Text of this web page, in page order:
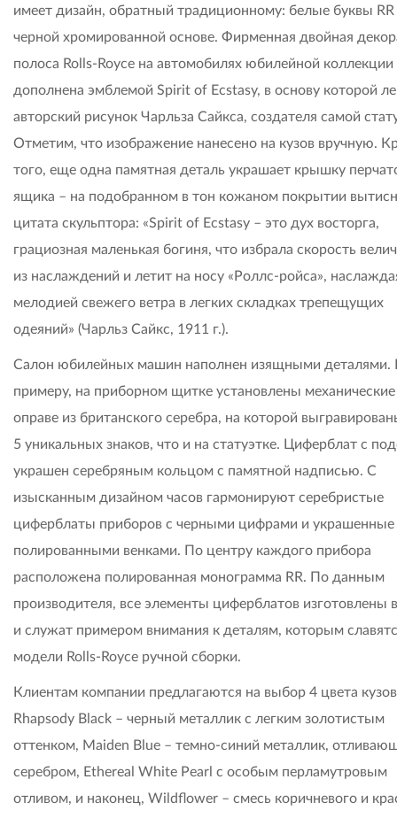
имеет дизайн, обратный традиционному: белые буквы RR
черной хромированной основе. Фирменная двойная
полоса Rolls-Royce на автомобилях юбилейной коллекции
дополнена эмблемой Spirit of Ecstasy, в основу которой
авторский рисунок Чарльза Сайкса, создателя самой
Отметим, что изображение нанесено на кузов вручную.
того, еще одна памятная деталь украшает крышку
ящика – на подобранном в тон кожаном покрытии
цитата скульптора: «Spirit of Ecstasy – это дух восторга,
грациозная маленькая богиня, что избрала скорость
из наслаждений и летит на носу «Роллс-ройса»,
мелодией свежего ветра в легких складках трепещущих
одеяний» (Чарльз Сайкс, 1911 г.).
Салон юбилейных машин наполнен изящными деталями.
примеру, на приборном щитке установлены
оправе из британского серебра, на которой
5 уникальных знаков, что и на статуэтке. Циферблат с
украшен серебряным кольцом с памятной надписью. С
изысканным дизайном часов гармонируют серебристые
циферблаты приборов с черными цифрами и украшенные
полированными венками. По центру каждого прибора
расположена полированная монограмма RR. По данным
производителя, все элементы циферблатов изготовлены
и служат примером внимания к деталям, которым
модели Rolls-Royce ручной сборки.
Клиентам компании предлагаются на выбор 4 цвета
Rhapsody Black – черный металлик с легким золотистым
оттенком, Maiden Blue – темно-синий металлик,
серебром, Ethereal White Pearl с особым перламутровым
отливом, и наконец, Wildflower – смесь коричневого и